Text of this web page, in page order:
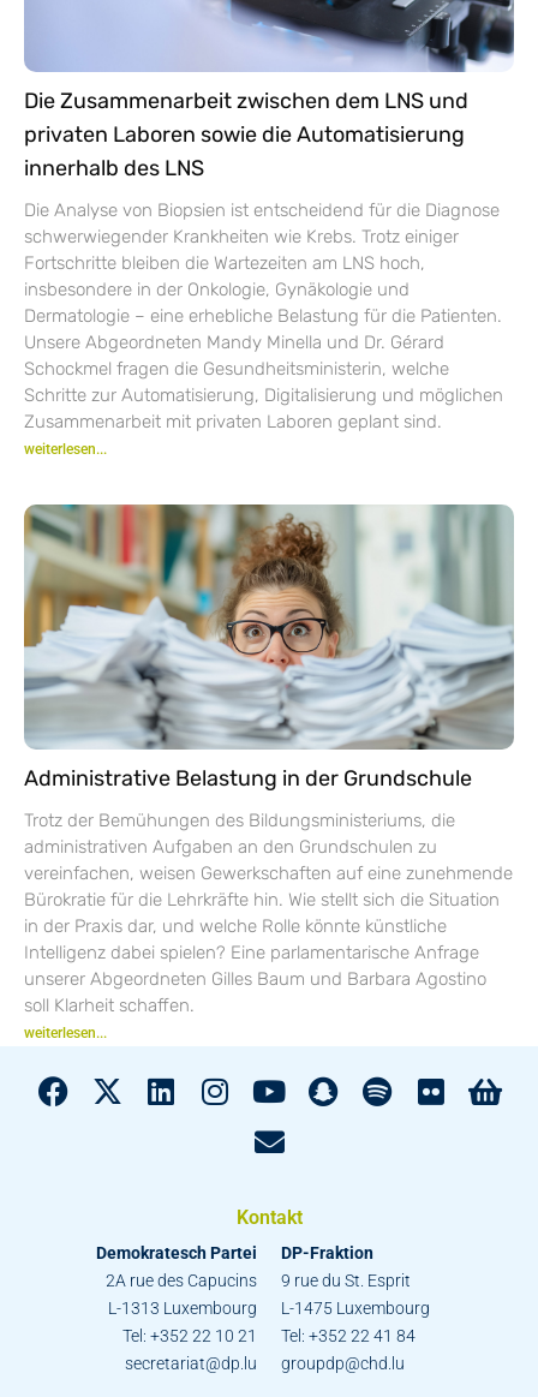
Die Zusammenarbeit zwischen dem LNS und
privaten Laboren sowie die Automatisierung
innerhalb des LNS
Die Analyse von Biopsien ist entscheidend für die Diagnose
schwerwiegender Krankheiten wie Krebs. Trotz einiger
Fortschritte bleiben die Wartezeiten am LNS hoch,
insbesondere in der Onkologie, Gynäkologie und
Dermatologie – eine erhebliche Belastung für die Patienten.
Unsere Abgeordneten Mandy Minella und Dr. Gérard
Schockmel fragen die Gesundheitsministerin, welche
Schritte zur Automatisierung, Digitalisierung und möglichen
Zusammenarbeit mit privaten Laboren geplant sind.
weiterlesen...
Administrative Belastung in der Grundschule
Trotz der Bemühungen des Bildungsministeriums, die
administrativen Aufgaben an den Grundschulen zu
vereinfachen, weisen Gewerkschaften auf eine zunehmende
Bürokratie für die Lehrkräfte hin. Wie stellt sich die Situation
in der Praxis dar, und welche Rolle könnte künstliche
Intelligenz dabei spielen? Eine parlamentarische Anfrage
unserer Abgeordneten Gilles Baum und Barbara Agostino
soll Klarheit schaffen.
weiterlesen...
Kontakt
Demokratesch Partei
2A rue des Capucins
L-1313 Luxembourg
Tel: +352 22 10 21
secretariat@dp.lu
DP-Fraktion
9 rue du St. Esprit
L-1475 Luxembourg
Tel: +352 22 41 84
groupdp@chd.lu